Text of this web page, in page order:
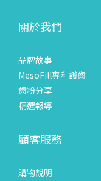
關於我們
品牌故事
MesoFill專利護齒
齒粉分享
精選報導
顧客服務
購物說明